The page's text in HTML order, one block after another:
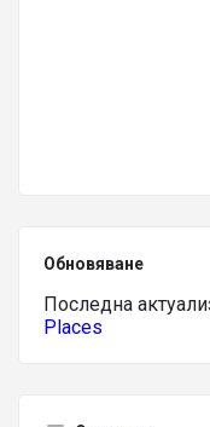
Обновяване
Последна
Places